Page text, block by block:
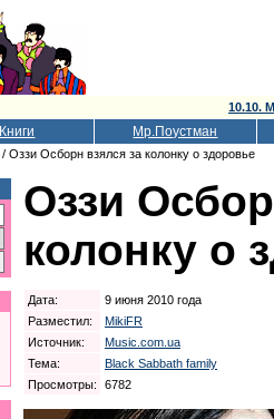
10.10.
Книги Мр.Поустман
/ Оззи Осборн взялся за колонку о здоровье
Оззи
колонку о
Дата:
9 июня 2010 года
Разместил:
MikiFR
Источник:
Music.com.ua
Тема:
Black Sabbath family
Просмотры:
6782